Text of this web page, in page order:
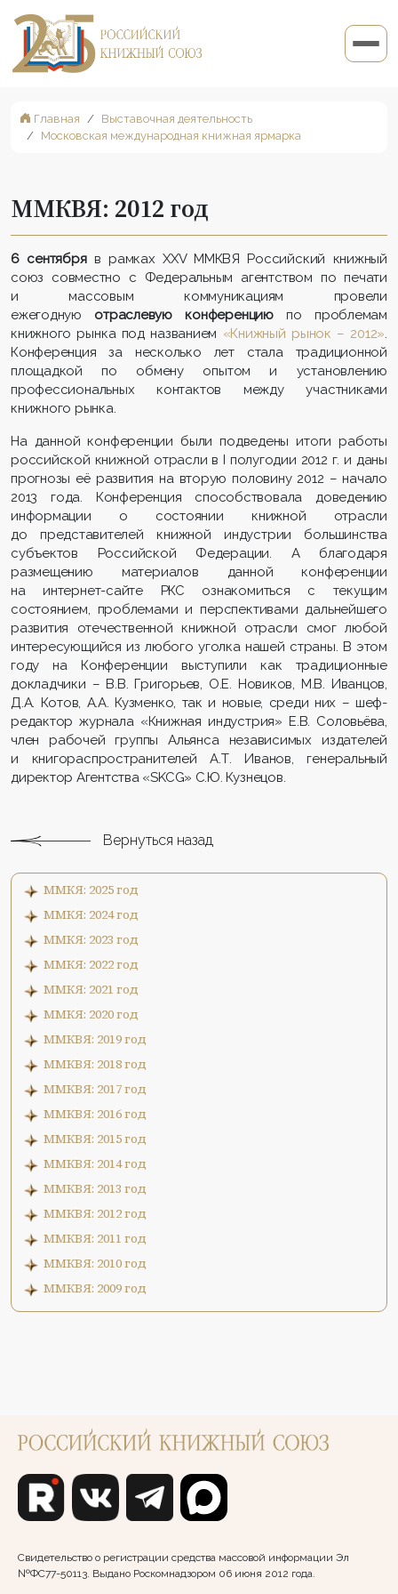
Главная
Выставочная деятельность
Московская международная книжная ярмарка
ММКВЯ: 2012 год
6 сентябряв рамках XXV ММКВЯ Российский книжный
союз совместно с Федеральным агентством по печати
и массовым коммуникациям провели
ежегодную отраслевую конференциюпо проблемам
книжного рынка под названием «Книжный рынок – 2012».
Конференция за несколько лет стала традиционной
площадкой по обмену опытом и установлению
профессиональных контактов между участниками
книжного рынка.
На данной конференции были подведены итоги работы
российской книжной отрасли в I полугодии 2012 г. и даны
прогнозы её развития на вторую половину 2012 – начало
2013 года. Конференция способствовала доведению
информации о состоянии книжной отрасли
до представителей книжной индустрии большинства
субъектов Российской Федерации. А благодаря
размещению материалов данной конференции
на интернет-сайте РКС ознакомиться с текущим
состоянием, проблемами и перспективами дальнейшего
развития отечественной книжной отрасли смог любой
интересующийся из любого уголка нашей страны. В этом
году на Конференции выступили как традиционные
докладчики – В.В. Григорьев, О.Е. Новиков, М.В. Иванцов,
Д.А. Котов, А.А. Кузменко, так и новые, среди них – шеф-
редактор журнала «Книжная индустрия» Е.В. Соловьёва,
член рабочей группы Альянса независимых издателей
и книгораспространителей А.Т. Иванов, генеральный
директор Агентства «SKCG» С.Ю. Кузнецов.
Вернуться назад
ММКЯ: 2025 год
ММКЯ: 2024 год
ММКЯ: 2023 год
ММКЯ: 2022 год
ММКЯ: 2021 год
ММКЯ: 2020 год
ММКВЯ: 2019 год
ММКВЯ: 2018 год
ММКВЯ: 2017 год
ММКВЯ: 2016 год
ММКВЯ: 2015 год
ММКВЯ: 2014 год
ММКВЯ: 2013 год
ММКВЯ: 2012 год
ММКВЯ: 2011 год
ММКВЯ: 2010 год
ММКВЯ: 2009 год
Свидетельство о регистрации средства массовой информации Эл
№ФС77-50113. Выдано Роскомнадзором 06 июня 2012 года.